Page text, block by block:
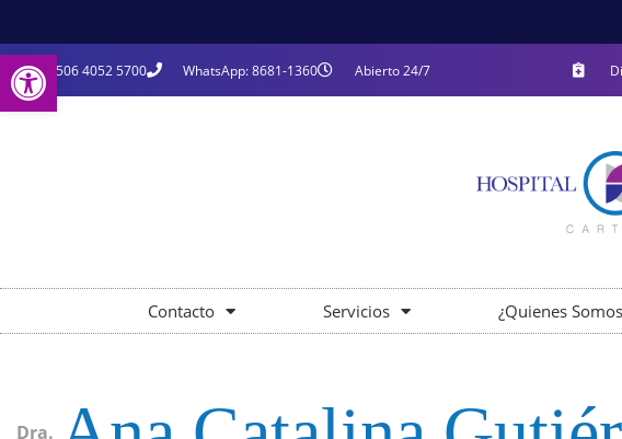
Open toolbar
+506 4052 5700 WhatsApp: 8681-1360 Abierto 24/7
Contacto Servicios ¿Quienes
Dra.